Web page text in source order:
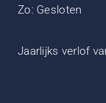
Zo: Gesloten
Jaarlijks verlof